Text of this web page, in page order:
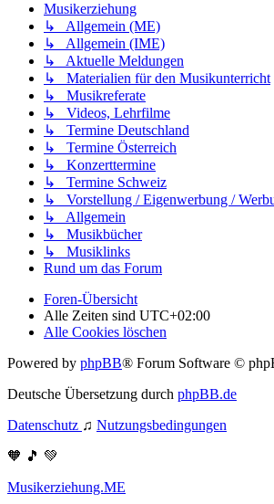
Musikerziehung
↳ Allgemein (ME)
↳ Allgemein (IME)
↳ Aktuelle Meldungen
↳ Materialien für den Musikunterricht
↳ Musikreferate
↳ Videos, Lehrfilme
↳ Termine Deutschland
↳ Termine Österreich
↳ Konzerttermine
↳ Termine Schweiz
↳ Vorstellung / Eigenwerbung /
↳ Allgemein
↳ Musikbücher
↳ Musiklinks
Rund um das Forum
Foren-Übersicht
Alle Zeiten sind UTC+02:00
Alle Cookies löschen
Powered by phpBB® Forum Software ©
Deutsche Übersetzung durch phpBB.de
Datenschutz ♫ Nutzungsbedingungen
🧡 🎵 💚
Musikerziehung.ME